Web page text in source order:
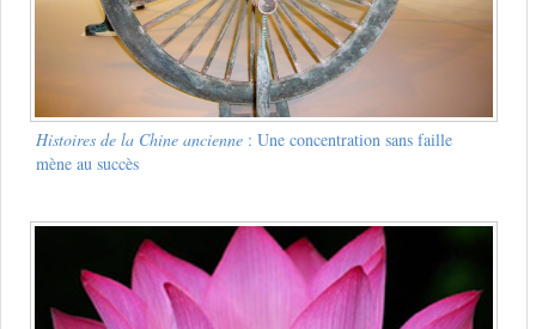
Histoires de la Chine ancienne: Une concentration sans faille
mène au succès